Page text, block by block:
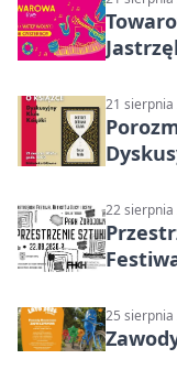
21 sierpnia
22 sierpnia
25 sierpnia